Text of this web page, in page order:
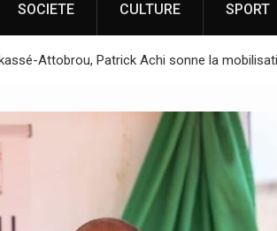
SOCIETE CULTURE SPORT
Attobrou, Patrick Achi sonne la